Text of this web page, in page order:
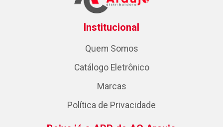
Institucional
Quem Somos
Catálogo Eletrônico
Marcas
Política de Privacidade